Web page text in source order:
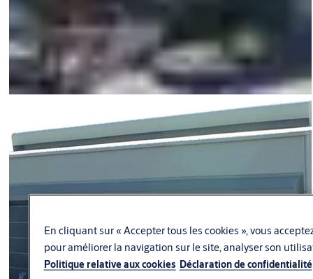
En cliquant sur « Accepter tous les cookies », vous
pour améliorer la navigation sur le site, analyser son
Politique relative aux cookies Déclaration de confidentialité